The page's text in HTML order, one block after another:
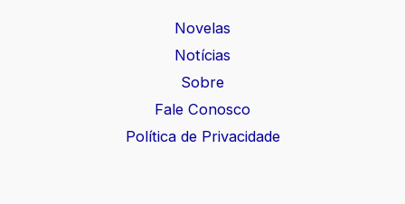
Novelas
Notícias
Sobre
Fale Conosco
Política de Privacidade